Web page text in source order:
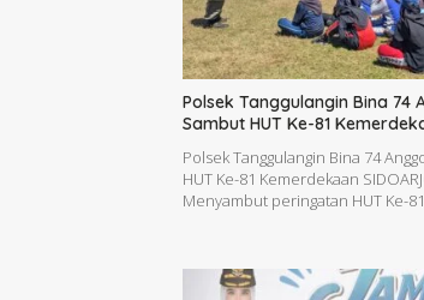
Polsek Tanggulangin Bina 74
Sambut HUT Ke-81
Polsek Tanggulangin Bina 74
HUT Ke-81 Kemerdekaan
Menyambut peringatan HUT Ke-